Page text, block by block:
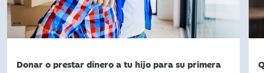
Donar o prestar dinero a tu hijo para su primera